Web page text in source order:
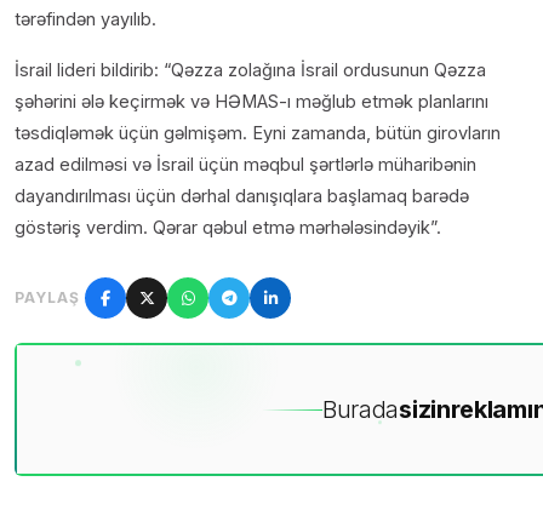
tərəfindən yayılıb.
İsrail lideri bildirib: “Qəzza zolağına İsrail ordusunun Qəzza
şəhərini ələ keçirmək və HƏMAS-ı məğlub etmək planlarını
təsdiqləmək üçün gəlmişəm. Eyni zamanda, bütün girovların
azad edilməsi və İsrail üçün məqbul şərtlərlə müharibənin
dayandırılması üçün dərhal danışıqlara başlamaq barədə
göstəriş verdim. Qərar qəbul etmə mərhələsindəyik”.
PAYLAŞ
Buradasizin